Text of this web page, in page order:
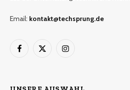
Email: kontakt@techsprung.de
Facebook
X
Instagram